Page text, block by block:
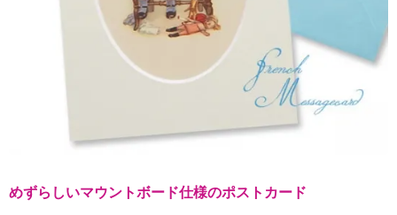
めずらしいマウントボード仕様のポストカード